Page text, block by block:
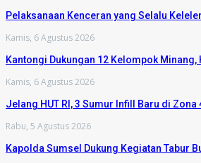
Pelaksanaan Kenceran yang Selalu
Kamis, 6 Agustus 2026
Kantongi Dukungan 12 Kelompok
Kamis, 6 Agustus 2026
Jelang HUT RI, 3 Sumur Infill Baru di Zona
Rabu, 5 Agustus 2026
Kapolda Sumsel Dukung Kegiatan Tabur